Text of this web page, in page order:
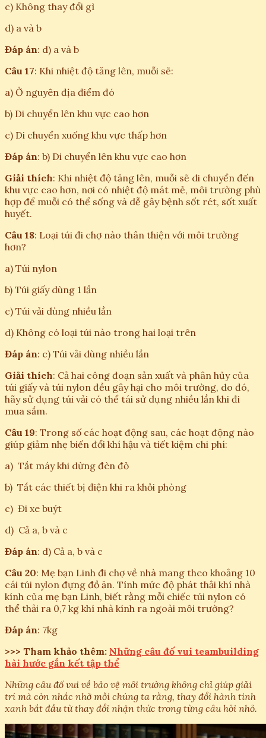
c) Không thay đổi gì
d) a và b
Đáp án: d) a và b
Câu 17: Khi nhiệt độ tăng lên, muỗi sẽ:
a) Ở nguyên địa điểm đó
b) Di chuyển lên khu vực cao hơn
c) Di chuyển xuống khu vực thấp hơn
Đáp án: b) Di chuyển lên khu vực cao hơn
Giải thích: Khi nhiệt độ tăng lên, muỗi sẽ di chuyển đến
khu vực cao hơn, nơi có nhiệt độ mát mẻ, môi trường phù
hợp để muỗi có thể sống và dễ gây bệnh sốt rét, sốt xuất
huyết.
Câu 18: Loại túi đi chợ nào thân thiện với môi trường
hơn?
a) Túi nylon
b) Túi giấy dùng 1 lần
c) Túi vải dùng nhiều lần
d) Không có loại túi nào trong hai loại trên
Đáp án: c) Túi vải dùng nhiều lần
Giải thích: Cả hai công đoạn sản xuất và phân hủy của
túi giấy và túi nylon đều gây hại cho môi trường, do đó,
hãy sử dụng túi vải có thể tái sử dụng nhiều lần khi đi
mua sắm.
Câu 19: Trong số các hoạt động sau, các hoạt động nào
giúp giảm nhẹ biến đổi khí hậu và tiết kiệm chi phí:
a) Tắt máy khi dừng đèn đỏ
b) Tắt các thiết bị điện khi ra khỏi phòng
c) Đi xe buýt
d) Cả a, b và c
Đáp án: d) Cả a, b và c
Câu 20: Mẹ bạn Linh đi chợ về nhà mang theo khoảng 10
cái túi nylon đựng đồ ăn. Tính mức độ phát thải khí nhà
kính của mẹ bạn Linh, biết rằng mỗi chiếc túi nylon có
thể thải ra 0,7 kg khí nhà kính ra ngoài môi trường?
Đáp án: 7kg
>>> Tham khảo thêm: Những câu đố vui teambuilding
hài hước gắn kết tập thể
Những câu đố vui về bảo vệ môi trường không chỉ giúp giải
trí mà còn nhắc nhở mỗi chúng ta rằng, thay đổi hành tinh
xanh bắt đầu từ thay đổi nhận thức trong từng câu hỏi nhỏ.